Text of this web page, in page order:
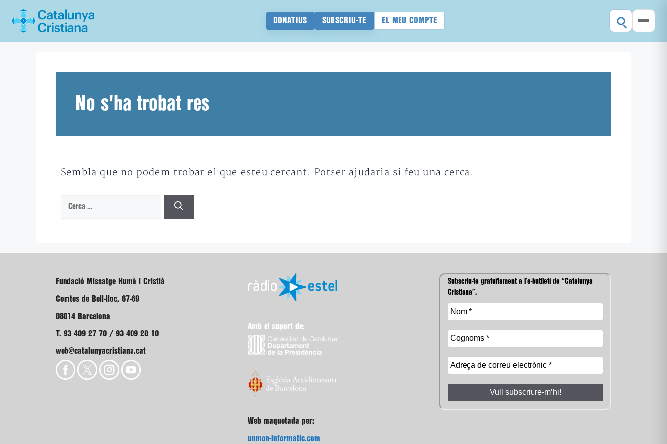
DONATIUS SUBSCRIU-TE EL MEU COMPTE
No s'ha trobat res
Sembla que no podem trobar el que esteu cercant. Potser ajudaria si feu una cerca.
Cerca:
Fundació Missatge Humà i Cristià
Comtes de Bell-lloc, 67-69
08014 Barcelona
T. 93 409 27 70 / 93 409 28 10
web@catalunyacristiana.cat
Amb el suport de:
Web maquetada per:
unmon-informatic.com
Subscriu-te gratuïtament a l’e-butlletí de “Catalunya
Cristiana”.